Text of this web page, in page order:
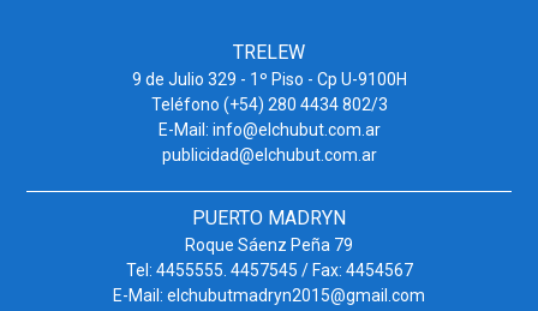
TRELEW
9 de Julio 329 - 1º Piso - Cp U-9100H
Teléfono (+54) 280 4434 802/3
E-Mail: info@elchubut.com.ar
publicidad@elchubut.com.ar
PUERTO MADRYN
Roque Sáenz Peña 79
Tel: 4455555. 4457545 / Fax: 4454567
E-Mail: elchubutmadryn2015@gmail.com